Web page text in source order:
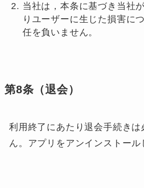
当社は，本条に基づき当社
りユーザーに生じた損害に
任を負いません。
第8条（退会）
利用終了にあたり退会手続きは
ん。アプリをアンインストール